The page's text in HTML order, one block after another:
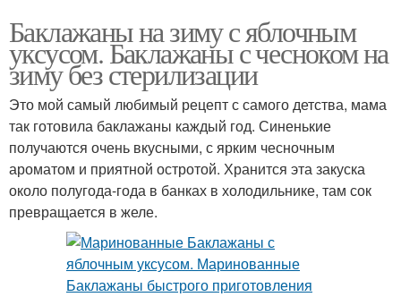
Баклажаны на зиму с яблочным
уксусом. Баклажаны с чесноком на
зиму без стерилизации
Это мой самый любимый рецепт с самого детства, мама
так готовила баклажаны каждый год. Синенькие
получаются очень вкусными, с ярким чесночным
ароматом и приятной остротой. Хранится эта закуска
около полугода-года в банках в холодильнике, там сок
превращается в желе.